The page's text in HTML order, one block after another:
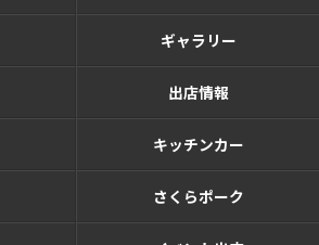
ギャラリー
出店情報
キッチンカー
さくらポーク